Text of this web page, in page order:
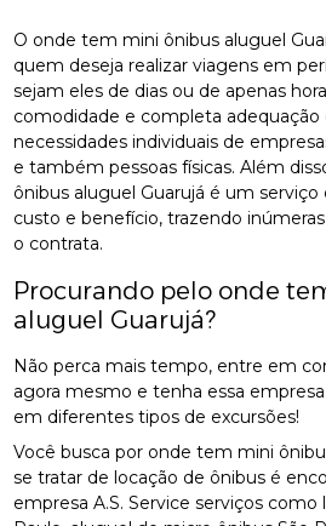
O onde tem mini ônibus aluguel
quem deseja realizar viagens em
sejam eles de dias ou de apenas
comodidade e completa adequação
necessidades individuais de
e também pessoas físicas. Além
ônibus aluguel Guarujá é um
custo e benefício, trazendo
o contrata.
Procurando pelo onde
aluguel Guarujá?
Não perca mais tempo, entre em
agora mesmo e tenha essa
em diferentes tipos de excursões!
Você busca por onde tem mini
se tratar de locação de ônibus é
empresa A.S. Service serviços como